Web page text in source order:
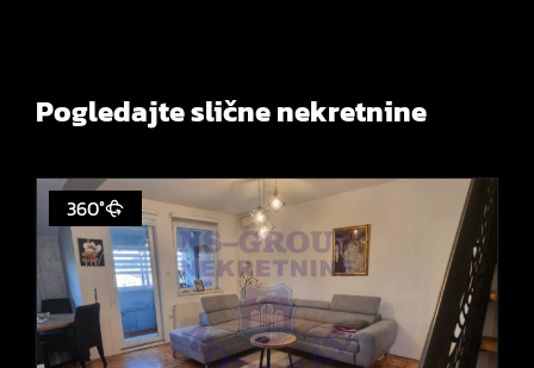
Pogledajte slične nekretnine
360°